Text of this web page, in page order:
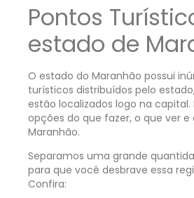
Pontos
estado de
O estado do Maranhão possui
turísticos distribuídos pelo
estão localizados logo na capital.
opções do que fazer, o que ver
Maranhão.
Separamos uma grande
para que você desbrave essa
Confira: